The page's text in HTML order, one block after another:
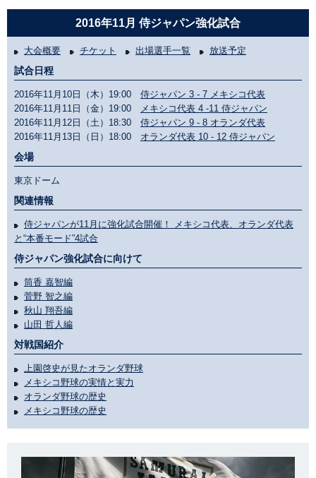
2016年11月 侍ジャパン強化試合
大会概要 チケット 出場選手一覧 放送予定
試合日程
2016年11月10日（木）19:00 侍ジャパン 3 - 7 メキシコ代表
2016年11月11日（金）19:00
メキシコ代表 4 -11 侍ジャパン
2016年11月12日（土）18:30 侍ジャパン 9 - 8 オランダ代表
2016年11月13日（日）18:00 オランダ代表 10 - 12 侍ジャパン
会場
東京ドーム
関連情報
侍ジャパンが11月に強化試合開催！ メキシコ代表、オランダ代表
と“本番モード”4試合
侍ジャパン強化試合に向けて
筒香 嘉智編
菅野 智之編
秋山 翔吾編
山田 哲人編
対戦国紹介
上園啓史が見たオランダ野球
メキシコ野球の実情と実力
オランダ野球の歴史
メキシコ野球の歴史